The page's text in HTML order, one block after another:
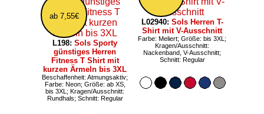
ab 7,55€
L198: Sols Sporty
günstiges Herren
Fitness T Shirt mit
kurzen Ärmeln bis 3XL
Beschaffenheit: Atmungsaktiv;
Farbe: Neon; Größe: ab XS,
bis 3XL; Kragen/Ausschnitt:
Rundhals; Schnitt: Regular
L02940: Sols Herren T-
Shirt mit V-Ausschnitt
Farbe: Meliert; Größe: bis 3XL;
Kragen/Ausschnitt:
Nackenband, V-Ausschnitt;
Schnitt: Regular